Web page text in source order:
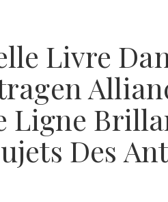
Livre
Ligne
Des